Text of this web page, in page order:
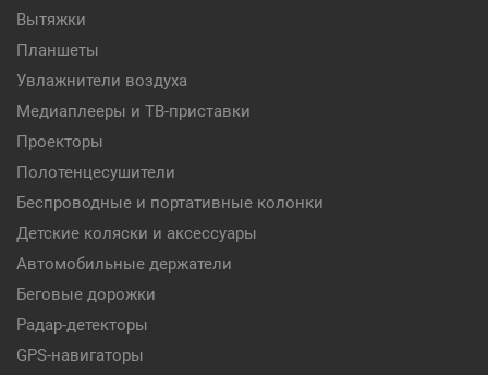
Вытяжки
Планшеты
Увлажнители воздуха
Медиаплееры и ТВ-приставки
Проекторы
Полотенцесушители
Беспроводные и портативные колонки
Детские коляски и аксессуары
Автомобильные держатели
Беговые дорожки
Радар-детекторы
GPS-навигаторы